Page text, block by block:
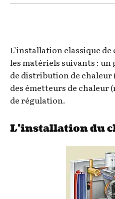
L’installation classique
les matériels suivants :
de distribution de chaleur
des émetteurs de chaleur
de régulation.
L’installation du